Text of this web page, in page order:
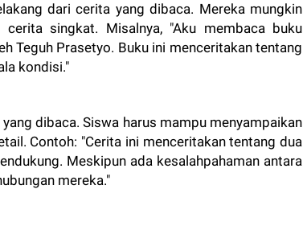
dari cerita yang dibaca. Mereka mungkin
singkat. Misalnya, "Aku membaca buku
Teguh Prasetyo. Buku ini menceritakan tentang
kondisi."
dibaca. Siswa harus mampu menyampaikan
Contoh: "Cerita ini menceritakan tentang dua
Meskipun ada kesalahpahaman antara
mereka."